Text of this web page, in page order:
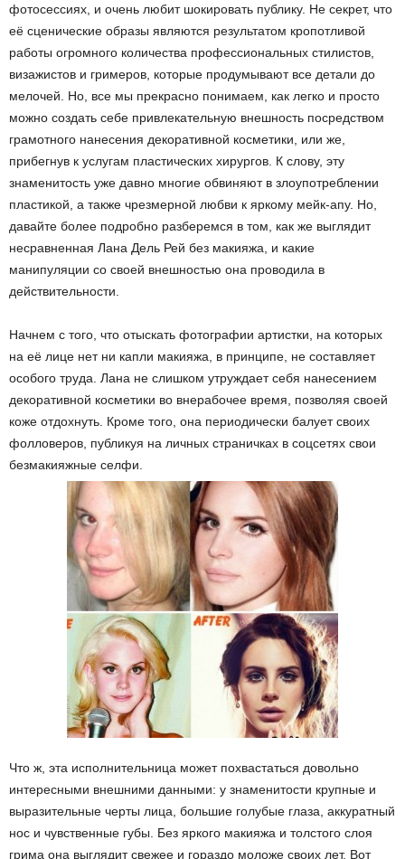
фотосессиях, и очень любит шокировать публику. Не секрет, что
её сценические образы являются результатом кропотливой
работы огромного количества профессиональных стилистов,
визажистов и гримеров, которые продумывают все детали до
мелочей. Но, все мы прекрасно понимаем, как легко и просто
можно создать себе привлекательную внешность посредством
грамотного нанесения декоративной косметики, или же,
прибегнув к услугам пластических хирургов. К слову, эту
знаменитость уже давно многие обвиняют в злоупотреблении
пластикой, а также чрезмерной любви к яркому мейк-апу. Но,
давайте более подробно разберемся в том, как же выглядит
несравненная Лана Дель Рей без макияжа, и какие
манипуляции со своей внешностью она проводила в
действительности.
Начнем с того, что отыскать фотографии артистки, на которых
на её лице нет ни капли макияжа, в принципе, не составляет
особого труда. Лана не слишком утруждает себя нанесением
декоративной косметики во внерабочее время, позволяя своей
коже отдохнуть. Кроме того, она периодически балует своих
фолловеров, публикуя на личных страничках в соцсетях свои
безмакияжные селфи.
Что ж, эта исполнительница может похвастаться довольно
интересными внешними данными: у знаменитости крупные и
выразительные черты лица, большие голубые глаза, аккуратный
нос и чувственные губы. Без яркого макияжа и толстого слоя
грима она выглядит свежее и гораздо моложе своих лет. Вот